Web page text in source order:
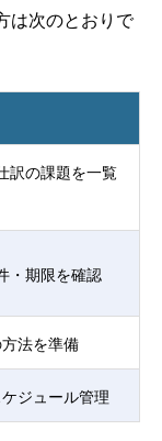
は次のとおりで
訳の課題を一覧
・期限を確認
法を準備
ジュール管理